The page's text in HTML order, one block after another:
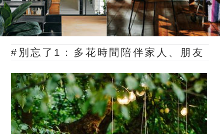
#別忘了1： 多花時間陪伴家人、朋友